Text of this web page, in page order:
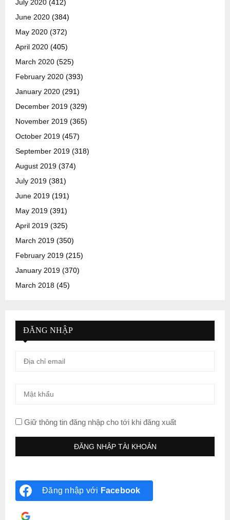
July 2020 (412)
June 2020 (384)
May 2020 (372)
April 2020 (405)
March 2020 (525)
February 2020 (393)
January 2020 (291)
December 2019 (329)
November 2019 (365)
October 2019 (457)
September 2019 (318)
August 2019 (374)
July 2019 (381)
June 2019 (191)
May 2019 (391)
April 2019 (325)
March 2019 (350)
February 2019 (215)
January 2019 (370)
March 2018 (45)
ĐĂNG NHẬP
Giữ thông tin đăng nhập cho tới khi đăng xuất
Đăng nhập với Facebook